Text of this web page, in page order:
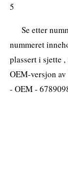
5
Se etter
nummeret
plassert i sjette
OEM-versjon
- OEM -